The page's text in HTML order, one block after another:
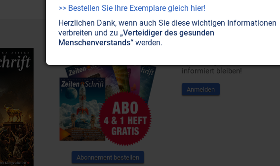
Abonnement
Abonnement bestellen
Newsletter
informiert bleiben!
Anmelden
>> Bestellen Sie Ihre Exemplare gleich hier!
Herzlichen Dank, wenn auch Sie diese wichtigen Informationen
verbreiten und zu „Verteidiger des gesunden
Menschenverstands“werden.